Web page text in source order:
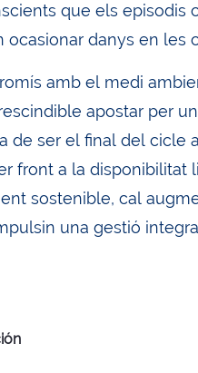
que els
danys en les
amb el medi
apostar per
de ser el final del cicle
front a la disponibilitat
sostenible, cal
una gestió